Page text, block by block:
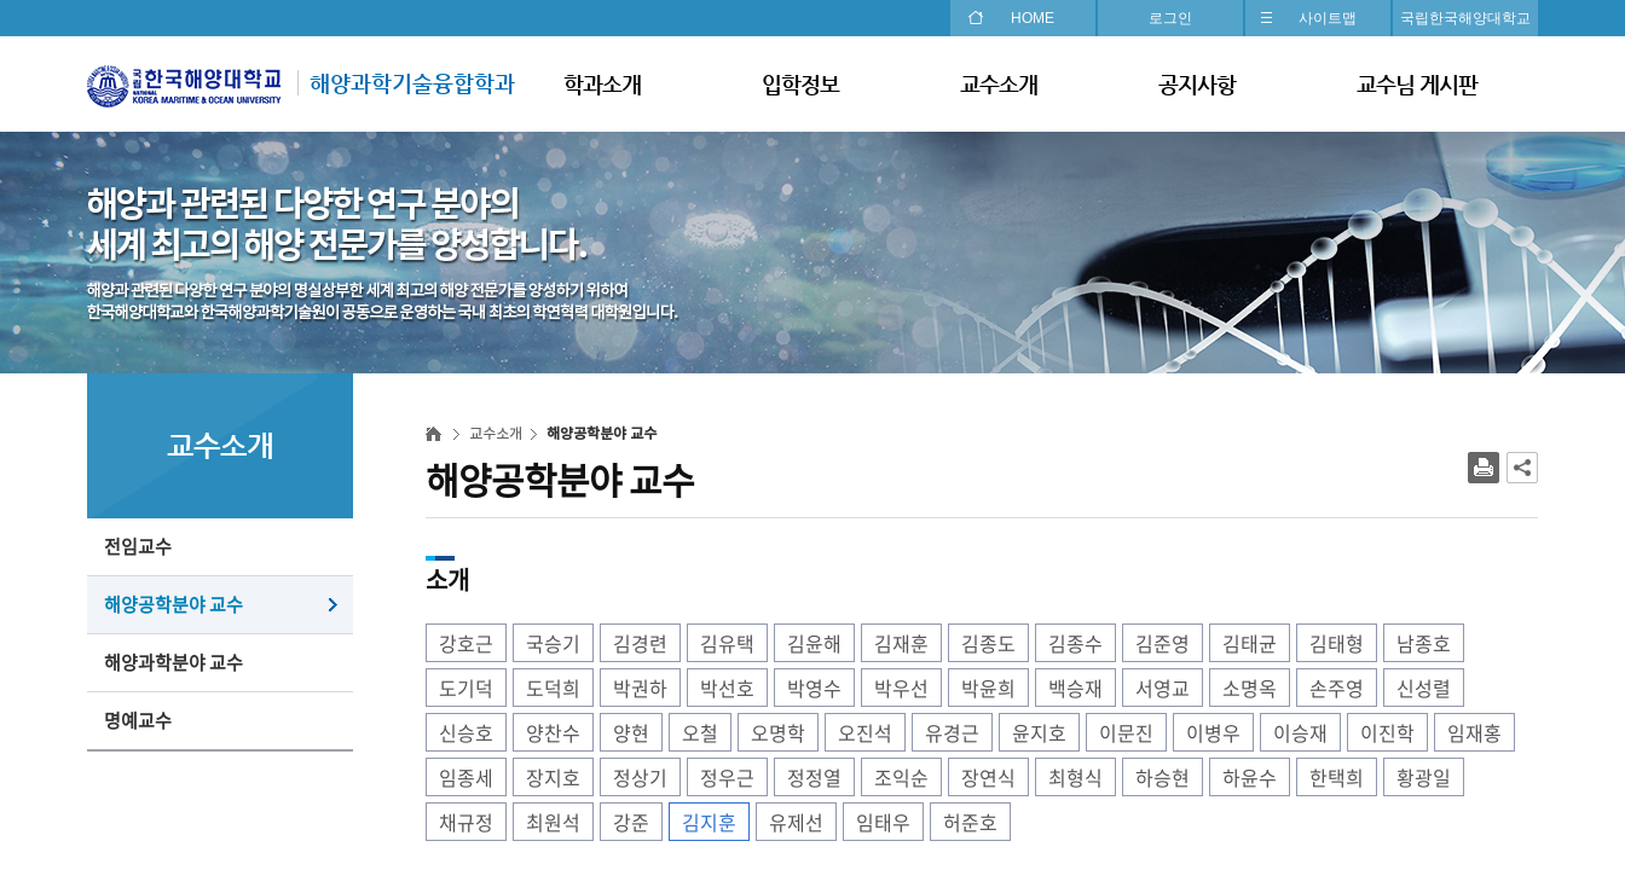
해양과학기술융합학과
HOME 로그인 사이트맵 국립한국해양대학교
학과소개 입학정보 교수소개 공지사항 교수님 게시판
교수소개
전임교수
해양공학분야 교수
해양과학분야 교수
명예교수
교수소개 해양공학분야 교수
해양공학분야 교수
소개
강호근 국승기 김경련 김유택 김윤해 김재훈 김종도 김종수 김준영 김태균 김태형
남종호
도기덕
도덕희 박권하 박선호 박영수 박우선 박윤희 백승재 서영교 소명옥 손주영
신성렬
신승호
양찬수 양현 오철 오명학 오진석 유경근 윤지호 이문진 이병우 이승재 이진학
임재홍
임종세
장지호 정상기 정우근 정정열 조익순 장연식 최형식 하승현 하윤수 한택희
황광일
채규정
최원석 강준 김지훈 유제선 임태우 허준호